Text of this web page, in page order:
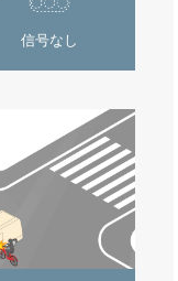
信号なし